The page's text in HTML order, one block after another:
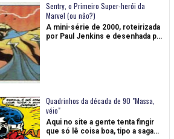
Sentry, o Primeiro Super-herói da
Marvel (ou não?)
A mini-série de 2000, roteirizada
por Paul Jenkins e desenhada p…
Quadrinhos da década de 90 "Massa,
véio"
Aqui no site a gente tenta fingir
que só lê coisa boa, tipo a saga…